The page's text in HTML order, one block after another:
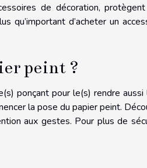
de décoration,
qu’important d’acheter un
peint ?
ponçant pour le(s) rendre aussi
la pose du papier peint.
aux gestes. Pour plus de